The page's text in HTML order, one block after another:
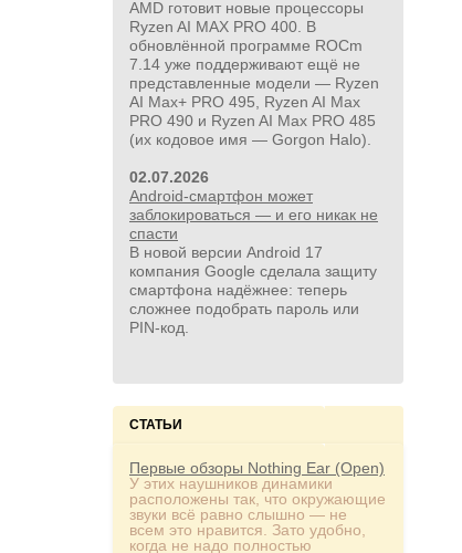
AMD готовит новые процессоры
Ryzen AI MAX PRO 400. В
обновлённой программе ROCm
7.14 уже поддерживают ещё не
представленные модели — Ryzen
AI Max+ PRO 495, Ryzen AI Max
PRO 490 и Ryzen AI Max PRO 485
(их кодовое имя — Gorgon Halo).
02.07.2026
Android-смартфон может
заблокироваться — и его никак не
спасти
В новой версии Android 17
компания Google сделала защиту
смартфона надёжнее: теперь
сложнее подобрать пароль или
PIN‑код.
СТАТЬИ
Первые обзоры Nothing Ear (Open)
У этих наушников динамики
расположены так, что окружающие
звуки всё равно слышно — не
всем это нравится. Зато удобно,
когда не надо полностью